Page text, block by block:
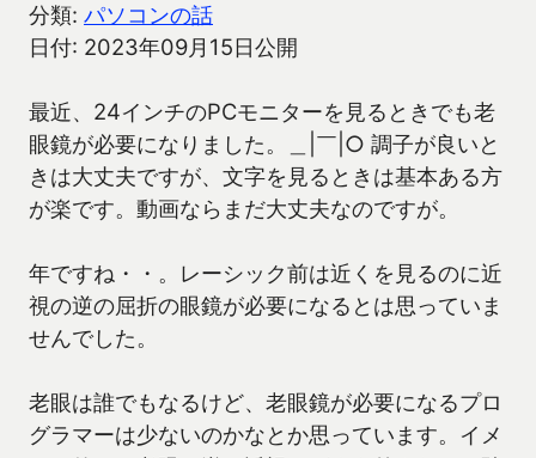
分類: パソコンの話
日付: 2023年09月15日公開
最近、24インチのPCモニターを見るときでも老
眼鏡が必要になりました。＿|￣|○ 調子が良いと
きは大丈夫ですが、文字を見るときは基本ある方
が楽です。動画ならまだ大丈夫なのですが。
年ですね・・。レーシック前は近くを見るのに近
視の逆の屈折の眼鏡が必要になるとは思っていま
せんでした。
老眼は誰でもなるけど、老眼鏡が必要になるプロ
グラマーは少ないのかなとか思っています。イメ